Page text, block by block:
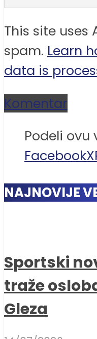
This site uses
spam. Learn
data is
Komentar
Podeli ovu
FacebookX
NAJNOVIJE
Sportski
traže
Gleza